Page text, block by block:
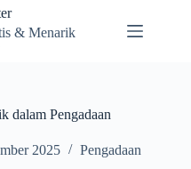
& Menarik
dalam Pengadaan
2025 Pengadaan